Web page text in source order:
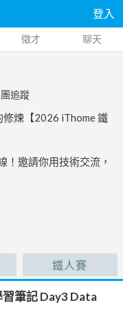
登入
徵才 聊天
追蹤
煉【2026 iThome 鐵
邀請你用技術交流，
鐵人賽
筆記 Day3 Data